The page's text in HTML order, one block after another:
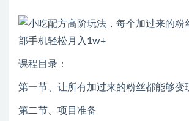
课程目录：
第一节、让所有加过来的粉丝都能够变
第二节、项目准备